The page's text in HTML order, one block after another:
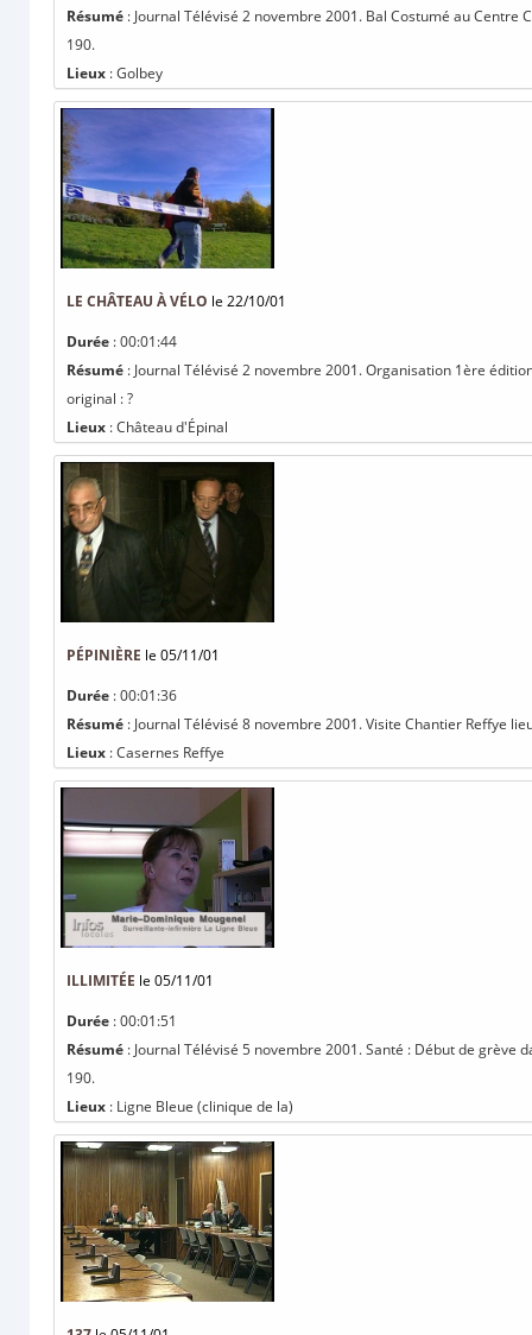
Résumé : Journal Télévisé 2 novembre 2001. Bal Costumé au
190.
Lieux : Golbey
LE CHÂTEAU À VÉLO le 22/10/01
Durée : 00:01:44
Résumé : Journal Télévisé 2 novembre 2001. Organisation 1ère
original : ?
Lieux : Château d'Épinal
PÉPINIÈRE le 05/11/01
Durée : 00:01:36
Résumé : Journal Télévisé 8 novembre 2001. Visite Chantier Reffye
Lieux : Casernes Reffye
ILLIMITÉE le 05/11/01
Durée : 00:01:51
Résumé : Journal Télévisé 5 novembre 2001. Santé : Début de grève
190.
Lieux : Ligne Bleue (clinique de la)